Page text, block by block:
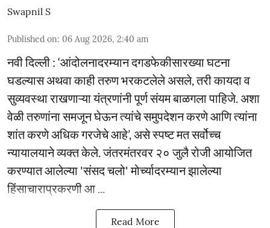
Swapnil S
Published on: 06 Aug 2026, 2:40 am
नवी दिल्ली : ‘आंदोलनादरम्यान दगडफेकीसारख्या घटना
घडल्यास अथवा काही तरुण भरकटलेले असले, तरी कायदा व
सुव्यवस्था राखणाऱ्या यंत्रणांनी पूर्ण संयम बाळगला पाहिजे. अशा
वेळी तरुणांना समजून घेऊन त्यांचे समुपदेशन करणे आणि त्यांना
शांत करणे अधिक गरजेचे आहे’, असे स्पष्ट मत सर्वोच्च
न्यायालयाने व्यक्त केले. जंतरमंतरवर २० जुलै रोजी आयोजित
करण्यात आलेल्या 'संसद चलो' मोर्च्यादरम्यान झालेल्या
हिंसाचाराप्रकरणी आ ...
Read More